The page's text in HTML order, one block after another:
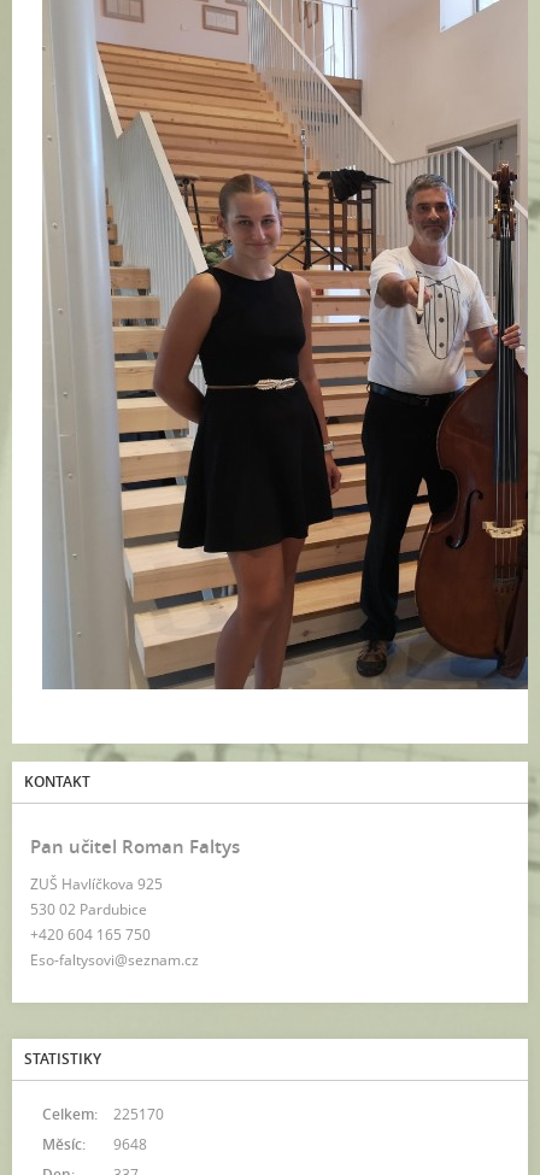
KONTAKT
Pan učitel Roman Faltys
ZUŠ Havlíčkova 925
530 02 Pardubice
+420 604 165 750
Eso-faltysovi@seznam.cz
STATISTIKY
Celkem:
225170
Měsíc:
9648